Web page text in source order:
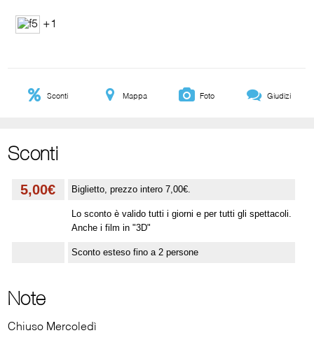
+1
Sconti Mappa Foto Giudizi
Sconti
5,00€ Biglietto, prezzo intero 7,00€.
Lo sconto è valido tutti i giorni e per tutti gli spettacoli.
Anche i film in "3D"
Sconto esteso fino a 2 persone
Note
Chiuso Mercoledì